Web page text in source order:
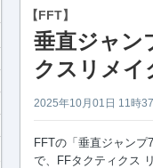
【FFT】
垂直ジャン
クスリメイ
2025年10月01日 11時
FFTの「垂直ジャン
で、FFタクティクス